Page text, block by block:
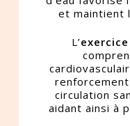
et maintient
L’
circulation
aidant ainsi à